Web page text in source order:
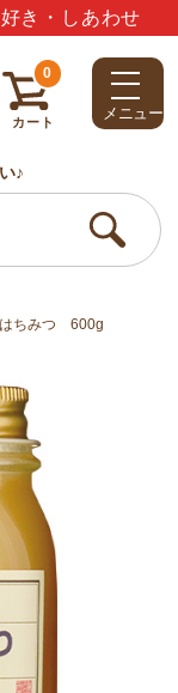
送料無料
き・しあわせ
0
カート メニュー
♪
はちみつ 600g